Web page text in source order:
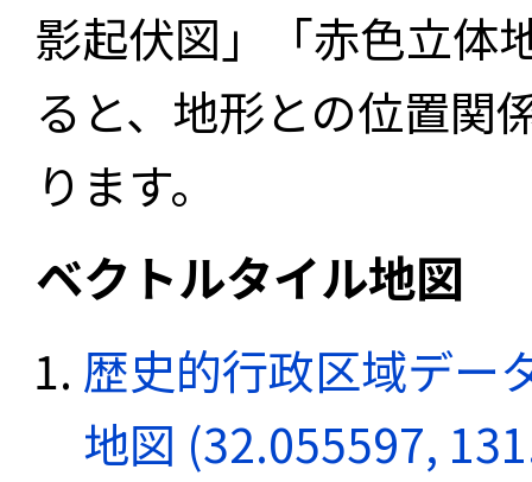
影起伏図」「赤色立体
ると、地形との位置関
ります。
ベクトルタイル地図
歴史的行政区域デー
地図 (32.055597,